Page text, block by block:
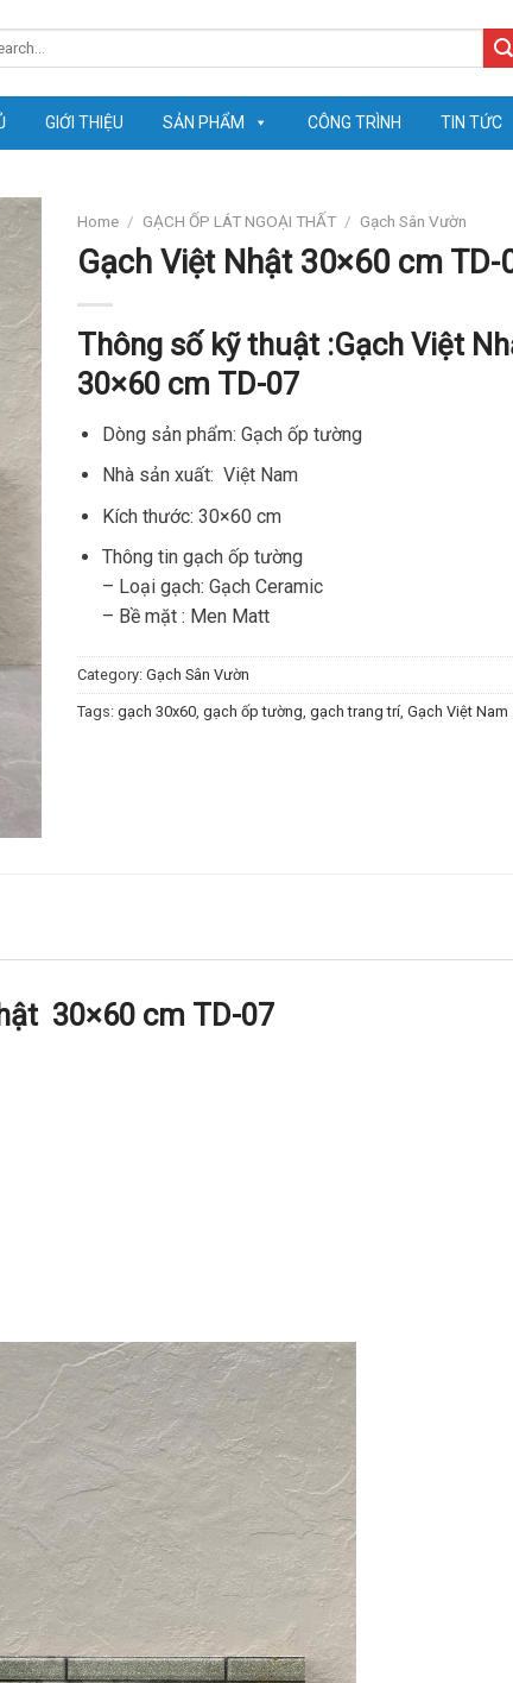
GIỚI THIỆU SẢN PHẨM CÔNG TRÌNH TIN TỨC
Home / GẠCH ỐP LÁT NGOẠI THẤT / Gạch Sân Vườn
Gạch Việt Nhật 30×60 cm TD-
Thông số kỹ thuật :Gạch Việt
30×60 cm TD-07
Dòng sản phẩm: Gạch ốp tường
Nhà sản xuất: Việt Nam
Kích thước: 30×60 cm
Thông tin gạch ốp tường
– Loại gạch: Gạch Ceramic
– Bề mặt : Men Matt
Category: Gạch Sân Vườn
Tags: gạch 30x60, gạch ốp tường, gạch trang trí, Gạch Việt Nam
30×60 cm TD-07